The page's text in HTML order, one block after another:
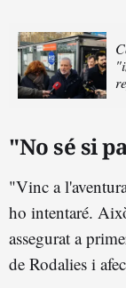
"No sé si
"Vinc a
ho intentaré.
assegurat a
de Rodalies i